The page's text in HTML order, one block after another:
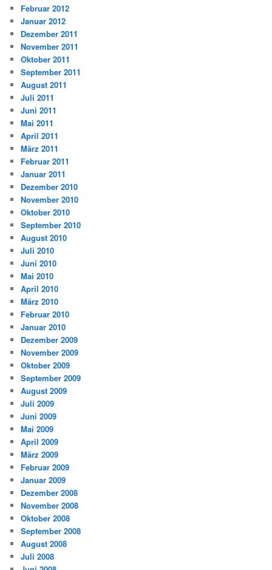
Februar 2012
Januar 2012
Dezember 2011
November 2011
Oktober 2011
September 2011
August 2011
Juli 2011
Juni 2011
Mai 2011
April 2011
März 2011
Februar 2011
Januar 2011
Dezember 2010
November 2010
Oktober 2010
September 2010
August 2010
Juli 2010
Juni 2010
Mai 2010
April 2010
März 2010
Februar 2010
Januar 2010
Dezember 2009
November 2009
Oktober 2009
September 2009
August 2009
Juli 2009
Juni 2009
Mai 2009
April 2009
März 2009
Februar 2009
Januar 2009
Dezember 2008
November 2008
Oktober 2008
September 2008
August 2008
Juli 2008